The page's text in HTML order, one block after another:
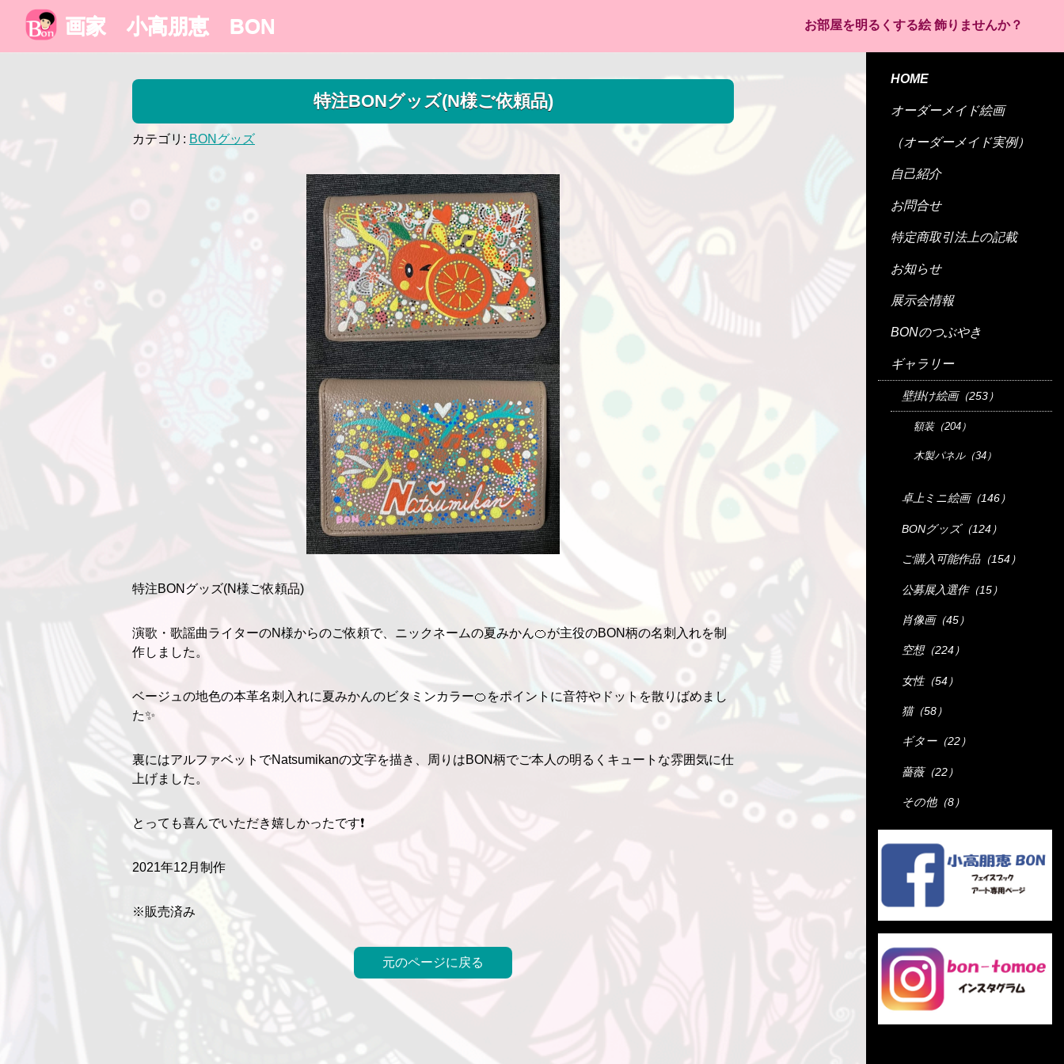
画家 小高朋恵 BON お部屋を明るくする絵 飾りませんか？
特注BONグッズ(N様ご依頼品)
カテゴリ: BONグッズ
特注BONグッズ(N様ご依頼品)
演歌・歌謡曲ライターのN様からのご依頼で、ニックネームの夏みかん🍊が主役のBON柄の名刺入れを制
作しました。
ベージュの地色の本革名刺入れに夏みかんのビタミンカラー🍊をポイントに音符やドットを散りばめまし
た✨
裏にはアルファベットでNatsumikanの文字を描き、周りはBON柄でご本人の明るくキュートな雰囲気に仕
上げました。
とっても喜んでいただき嬉しかったです❗
2021年12月制作
※販売済み
元のページに戻る
HOME
オーダーメイド絵画
（オーダーメイド実例）
自己紹介
お問合せ
特定商取引法上の記載
お知らせ
展示会情報
BONのつぶやき
ギャラリー
壁掛け絵画（253）
額装（204）
木製パネル（34）
卓上ミニ絵画（146）
BONグッズ（124）
ご購入可能作品（154）
公募展入選作（15）
肖像画（45）
空想（224）
女性（54）
猫（58）
ギター（22）
薔薇（22）
その他（8）